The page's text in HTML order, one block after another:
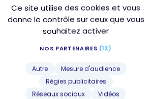
Ce site utilise des cookies et vous
donne le contrôle sur ceux que vous
souhaitez activer
NOS PARTENAIRES (13)
Autre
Mesure d'audience
Régies publicitaires
Réseaux sociaux
Vidéos
2 ¢
Atmos Rewards